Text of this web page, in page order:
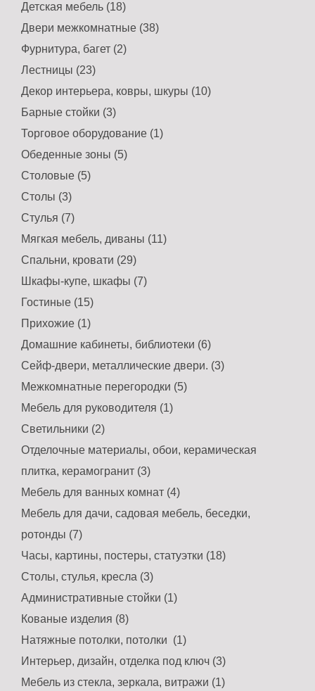
Детская мебель (18)
Двери межкомнатные (38)
Фурнитура, багет (2)
Лестницы (23)
Декор интерьера, ковры, шкуры (10)
Барные стойки (3)
Торговое оборудование (1)
Обеденные зоны (5)
Столовые (5)
Столы (3)
Стулья (7)
Мягкая мебель, диваны (11)
Спальни, кровати (29)
Шкафы-купе, шкафы (7)
Гостиные (15)
Прихожие (1)
Домашние кабинеты, библиотеки (6)
Сейф-двери, металлические двери. (3)
Межкомнатные перегородки (5)
Мебель для руководителя (1)
Светильники (2)
Отделочные материалы, обои, керамическая
плитка, керамогранит (3)
Мебель для ванных комнат (4)
Мебель для дачи, садовая мебель, беседки,
ротонды (7)
Часы, картины, постеры, статуэтки (18)
Столы, стулья, кресла (3)
Административные стойки (1)
Кованые изделия (8)
Натяжные потолки, потолки (1)
Интерьер, дизайн, отделка под ключ (3)
Мебель из стекла, зеркала, витражи (1)